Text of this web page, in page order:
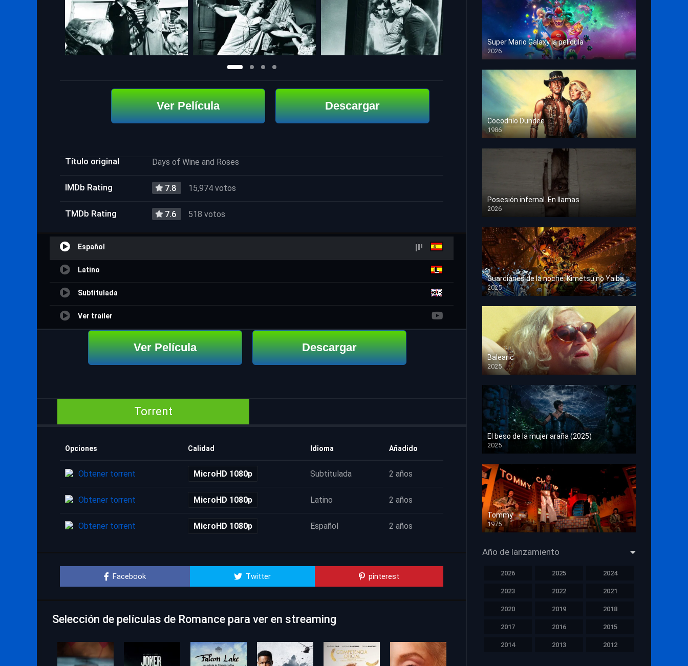
Ver Película Descargar
Título original Days of Wine and Roses
IMDb Rating 7.8 15,974 votos
TMDb Rating 7.6 518 votos
Español
Latino
Subtitulada
Ver trailer
Ver Película Descargar
Torrent
Opciones Calidad Idioma Añadido
Obtener torrent MicroHD 1080p Subtitulada 2 años
Obtener torrent MicroHD 1080p Latino 2 años
Obtener torrent MicroHD 1080p Español 2 años
Facebook Twitter pinterest
Selección de películas de Romance para ver en streaming
Super Mario Galaxy la película
2026
HD 1080p
Cocodrilo Dundee
1986
HD 1080p
Posesión infernal. En llamas
2026
HD 1080p
Guardianes de la noche: Kimetsu no Yaiba La fortaleza infinita
2025
HD 1080p
Balearic
2025
HD 1080p
El beso de la mujer araña (2025)
2025
HD 1080p
Tommy
1975
HD 1080p
Año de lanzamiento
2026 2025 2024
2023 2022 2021
2020 2019 2018
2017 2016 2015
2014 2013 2012